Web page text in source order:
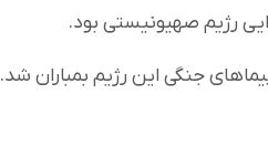
رژیم صهیونیستی بود.
جنگی این رژیم بمباران شد.